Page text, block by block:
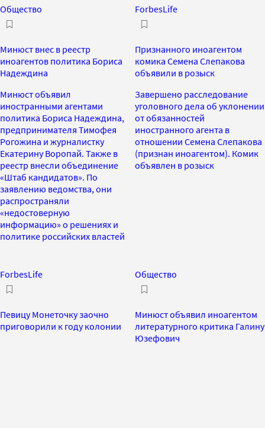
Общество
Минюст внес в реестр
иноагентов политика Бориса
Надеждина
Минюст объявил
иностранными агентами
политика Бориса Надеждина,
предпринимателя Тимофея
Рогожина и журналистку
Екатерину Воропай. Также в
реестр внесли объединение
«Штаб кандидатов». По
заявлению ведомства, они
распространяли
«недостоверную
информацию» о решениях и
политике российских властей
ForbesLife
Признанного иноагентом
комика Семена Слепакова
объявили в розыск
Завершено расследование
уголовного дела об уклонении
от обязанностей
иностранного агента в
отношении Семена Слепакова
(признан иноагентом). Комик
объявлен в розыск
ForbesLife
Певицу Монеточку заочно
приговорили к году колонии
Общество
Минюст объявил иноагентом
литературного критика Галину
Юзефович